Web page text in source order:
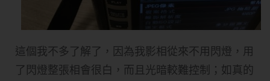
這個我不多了解了，因為我影相從來不用閃燈，用
了閃燈整張相會很白，而且光暗較難控制；如真的